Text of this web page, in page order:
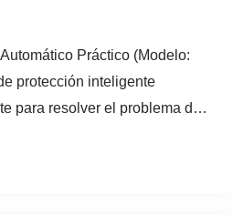
Práctico (Modelo:
protección inteligente
para resolver el problema de
generada durante el
tecnología avanzada de